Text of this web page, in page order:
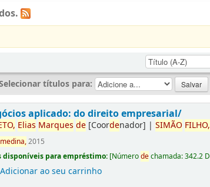
títulos para:
aplicado: do direito empresarial/
Elias Marques de [Coordenador] |SIMÃO FILHO,
2015
disponíveis para empréstimo: [Númerodechamada:342.2
Adicionar ao seu carrinho